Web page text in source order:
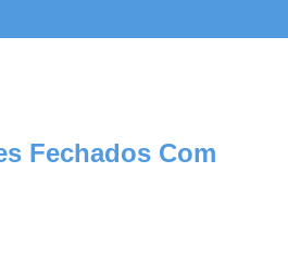
Fechados Com